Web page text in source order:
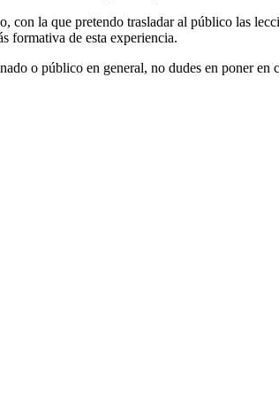
con la que pretendo trasladar al público las
formativa de esta experiencia.
o público en general, no dudes en poner